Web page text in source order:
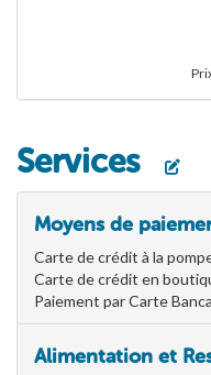
Services
Moyens de
Carte de crédit à la
Carte de crédit en
Paiement par Carte
Alimentation et